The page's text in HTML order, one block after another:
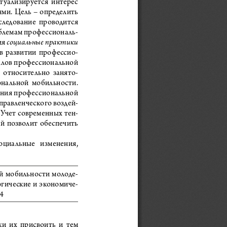
Цель – определить
проводится
профессиональ-
социальные практики
развитии  профессио-
профессиональной
занято-
мобильности.
профессиональной
воздей-
современных тен-
позволит  обеспечить
изменения,
мобильности молоде-
и экономиче-
их  присвоить  и  тем